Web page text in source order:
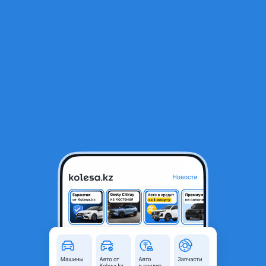
Lexus RX 350 2017 года
21 500 000 ₸
Ежемесячный платёж